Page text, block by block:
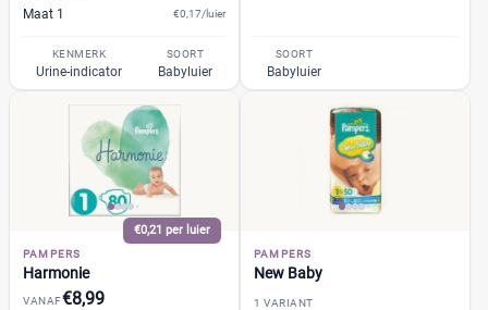
Bonbébé
Confy
DA
Dodot
Dotties
Europrofit
Jumbo
Kruidvat
Prijs per luier
€ €
Kortingspercentage
Maat 1 €0,17/luier
KENMERK
Urine-indicator
SOORT
Babyluier
SOORT
Babyluier
€0,21 per luier
PAMPERS
Harmonie
VANAF€8,99
PAMPERS
New Baby
1 VARIANT